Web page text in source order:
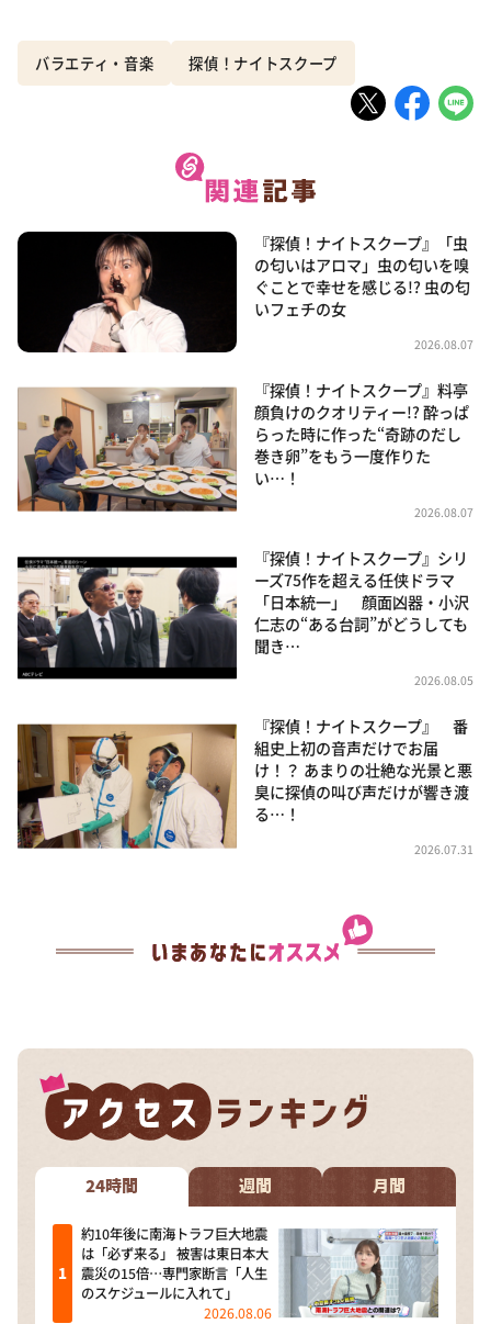
バラエティ・音楽 探偵！ナイトスクープ
『探偵！ナイトスクープ』「虫
の匂いはアロマ」虫の匂いを嗅
ぐことで幸せを感じる!? 虫の匂
いフェチの女
2026.08.07
『探偵！ナイトスクープ』料亭
顔負けのクオリティー!? 酔っぱ
らった時に作った“奇跡のだし
巻き卵”をもう一度作りた
い…！
2026.08.07
『探偵！ナイトスクープ』シリ
ーズ75作を超える任侠ドラマ
「日本統一」 顔面凶器・小沢
仁志の“ある台詞”がどうしても
聞き…
2026.08.05
『探偵！ナイトスクープ』 番
組史上初の音声だけでお届
け！？ あまりの壮絶な光景と悪
臭に探偵の叫び声だけが響き渡
る…！
2026.07.31
24時間 週間 月間
約10年後に南海トラフ巨大地震
は「必ず来る」 被害は東日本大
震災の15倍…専門家断言「人生
のスケジュールに入れて」
2026.08.06